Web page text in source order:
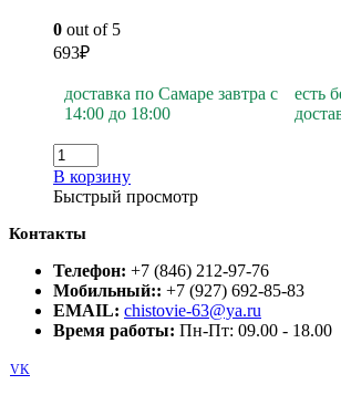
0 out of 5
693₽
доставка по Самаре завтра с
14:00 до 18:00
есть
В корзину
Быстрый просмотр
Контакты
Телефон: +7 (846) 212-97-76
Мобильный:: +7 (927) 692-85-83
EMAIL: chistovie-63@ya.ru
Время работы: Пн-Пт: 09.00 - 18.00
VK